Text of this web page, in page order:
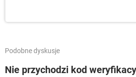
Podobne dyskusje
Nie przychodzi kod